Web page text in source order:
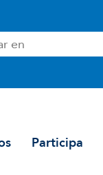
Participa